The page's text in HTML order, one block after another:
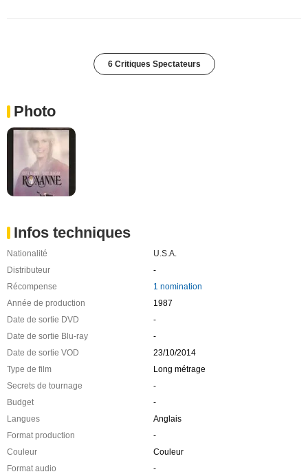
6 Critiques Spectateurs
Photo
Infos techniques
Nationalité
U.S.A.
Distributeur
-
Récompense
1 nomination
Année de production
1987
Date de sortie DVD
-
Date de sortie Blu-ray
-
Date de sortie VOD
23/10/2014
Type de film
Long métrage
Secrets de tournage
-
Budget
-
Langues
Anglais
Format production
-
Couleur
Couleur
Format audio
-